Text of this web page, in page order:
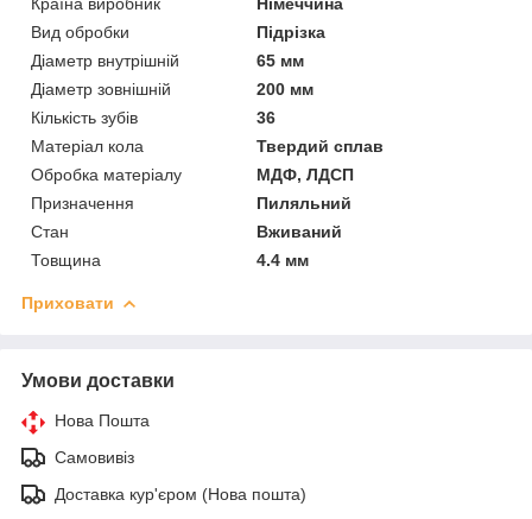
Вид обробки
Підрізка
Діаметр внутрішній
65 мм
Діаметр зовнішній
200 мм
Кількість зубів
36
Матеріал кола
Твердий сплав
Обробка матеріалу
МДФ, ЛДСП
Призначення
Пиляльний
Стан
Вживаний
Товщина
4.4 мм
Приховати
Умови доставки
Нова Пошта
Самовивіз
Доставка кур'єром (Нова пошта)